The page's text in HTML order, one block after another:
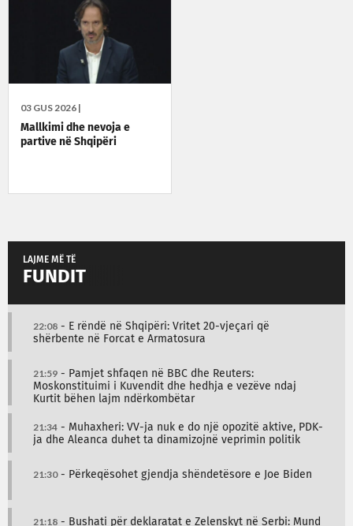
03 GUS 2026 |
Mallkimi dhe nevoja e
partive në Shqipëri
LAJME MË TË
FUNDIT
22:08 - E rëndë në Shqipëri: Vritet 20-vjeçari që
shërbente në Forcat e Armatosura
21:59 - Pamjet shfaqen në BBC dhe Reuters:
Moskonstituimi i Kuvendit dhe hedhja e vezëve ndaj
Kurtit bëhen lajm ndërkombëtar
21:34 - Muhaxheri: VV-ja nuk e do një opozitë aktive, PDK-
ja dhe Aleanca duhet ta dinamizojnë veprimin politik
21:30- Përkeqësohet gjendja shëndetësore e Joe Biden
21:18 - Bushati për deklaratat e Zelenskyt në Serbi: Mund